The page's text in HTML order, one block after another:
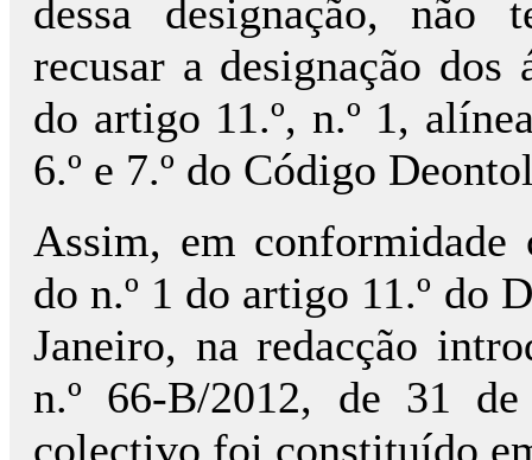
dessa designação, não
recusar a designação
do artigo 11.º, n.º 1,
6.º e 7.º do Código
Assim, em
do n.º 1 do artigo 11.º do
Janeiro, na redacção
n.º 66-B/2012, de 31
colectivo foi constituído